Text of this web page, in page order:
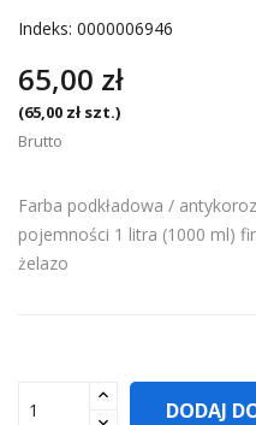
Indeks: 0000006946
65,00 zł
(65,00 zł szt.)
Brutto
Farba podkładowa /
pojemności 1 litra (1000 ml)
żelazo
DODAJ